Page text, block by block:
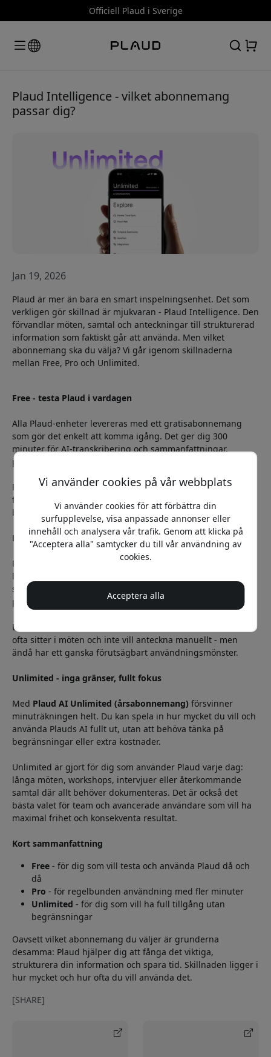
Officiell Plaud i Sverige
Plaud Intelligence - vilket abonnemang
passar dig?
Jan 19, 2026
Plaud är mer än bara en smart inspelningsenhet. Det som
verkligen gör skillnad är mjukvaran - Plaud Intelligence. Den
förvandlar möten, samtal och anteckningar till strukturerad
information som faktiskt går att använda. Men vilket
abonnemang ska du välja? Vi går igenom skillnaderna
mellan Free, Pro och Unlimited.
Free - testa Plaud i vardagen
Alla Plaud-enheter levereras med ett gratisabonnemang
som gör det enkelt att komma igång. Det ger dig 300
minuter för AI-transkribering och sammanfattningar,
perfekt för korta möten eller spontana anteckningar.
Free passar dig som använder Plaud mer sporadiskt och vill
få en känsla för hur systemet fungerar - men har ett
begränsat antal minuter per månad.
Pro - för återkommande möten och arbete
Pro-abonnemanget ger 1200 minuter per månad, ett tydligt
lyft, och passar dig som använder Plaud i arbetet eller
studierna. Det erbjuder betydligt fler inspelningsminuter
per månad och bättre stöd för längre möten.
Det är ett bra val för konsulter, teamledare eller andra som
ofta sitter i möten och inte vill anteckna manuellt - men
ändå har ett ganska förutsägbart användningsmönster.
Unlimited - inga gränser, fullt fokus
Med Plaud AI Unlimited (årsabonnemang) försvinner
minuträkningen helt. Du kan spela in hur mycket du vill och
använda Plauds AI fullt ut, utan att behöva tänka på
begränsningar eller extra kostnader.
Unlimited är gjort för dig som använder Plaud varje dag:
långa möten, workshops, intervjuer eller återkommande
samtal där allt behöver dokumenteras. Det är också det
bästa valet för team och avancerade användare som vill ha
maximal frihet och konsekventa resultat.
Kort sammanfattning
Free - för dig som vill testa och använda Plaud då och
då
Pro - för regelbunden användning med fler minuter
Unlimited - för dig som vill ha full tillgång utan
begränsningar
Oavsett vilket abonnemang du väljer är grunderna
desamma: Plaud hjälper dig att fånga det viktiga,
strukturera din information och spara tid. Skillnaden ligger i
hur mycket och hur ofta du vill använda det.
[SHARE]
Vi använder cookies på vår webbplats
Vi använder cookies för att förbättra din
surfupplevelse, visa anpassade annonser eller
innehåll och analysera vår trafik. Genom att klicka på
"Acceptera alla" samtycker du till vår användning av
cookies.
Acceptera alla